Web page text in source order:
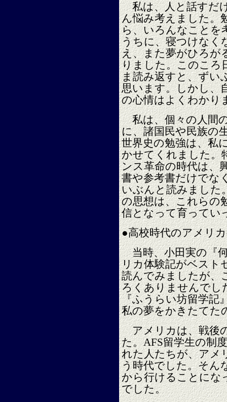
私は、人と話すだ
ん悩み考えました。
ら、いろんなことを
うちに、寝つけなく
え、また夢がひろが
りました。このころ
ま読み返すと、ずい
思います。しかし、
の心情はよくわかり
私は、個々の人間
に、諸国民や民族の
世界史の勉強は、私
かせてくれました。
ンス革命の時代は、
書や参考書だけでな
いぶんと読みました
の思想は、これらの
信となって育ってい
●高校時代のアメリ
当時、小田実の『
リカ体験記がベスト
読んでみましたが、
ろくありませんでし
『ふうらい坊留学記
私の夢をかきたてた
アメリカは、戦後
た。AFS留学生の制
れた人たちが、アメ
う時代でした。そん
から行けることにな
でした。